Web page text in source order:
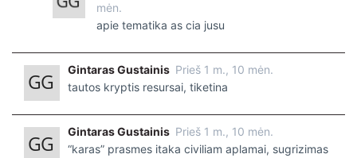
mėn.
apie tematika as cia jusu
Gintaras Gustainis Prieš 1 m., 10 mėn.
tautos kryptis resursai, tiketina
Gintaras Gustainis Prieš 1 m., 10 mėn.
“karas” prasmes itaka civiliam aplamai, sugrizimas